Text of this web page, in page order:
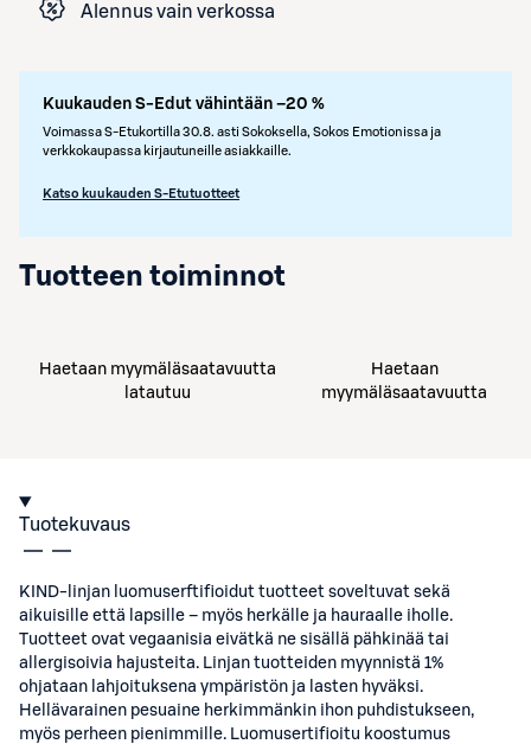
Alennus vain verkossa
Kuukauden S-Edut vähintään –20 %
Voimassa S-Etukortilla 30.8. asti Sokoksella, Sokos Emotionissa ja
verkkokaupassa kirjautuneille asiakkaille.
Katso kuukauden S-Etutuotteet
Tuotteen toiminnot
Haetaan myymäläsaatavuutta
latautuu
Haetaan
myymäläsaatavuutta
Tuotekuvaus
KIND-linjan luomuserftifioidut tuotteet soveltuvat sekä
aikuisille että lapsille – myös herkälle ja hauraalle iholle.
Tuotteet ovat vegaanisia eivätkä ne sisällä pähkinää tai
allergisoivia hajusteita. Linjan tuotteiden myynnistä 1%
ohjataan lahjoituksena ympäristön ja lasten hyväksi.
Hellävarainen pesuaine herkimmänkin ihon puhdistukseen,
myös perheen pienimmille. Luomusertifioitu koostumus